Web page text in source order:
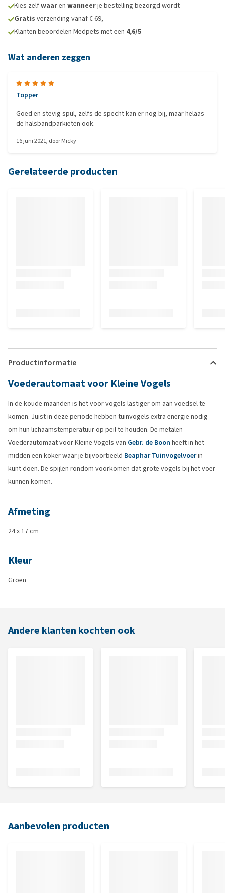
Kies zelfwaaren wanneerje bestelling bezorgd wordt
Gratis verzending vanaf € 69,-
Klanten beoordelen Medpets met een 4,6/5
Wat anderen zeggen
Topper
Goed en stevig spul, zelfs de specht kan er nog bij, maar helaas
de halsbandparkieten ook.
16 juni 2021, doorMicky
Gerelateerde producten
Productinformatie
Voederautomaat voor Kleine Vogels
In de koude maanden is het voor vogels lastiger om aan voedsel te
komen. Juist in deze periode hebben tuinvogels extra energie nodig
om hun lichaamstemperatuur op peil te houden. De metalen
Voederautomaat voor Kleine Vogels van Gebr. de Boon heeft in het
midden een koker waar je bijvoorbeeld Beaphar Tuinvogelvoerin
kunt doen. De spijlen rondom voorkomen dat grote vogels bij het voer
kunnen komen.
Afmeting
24 x 17 cm
Kleur
Groen
Andere klanten kochten ook
Aanbevolen producten